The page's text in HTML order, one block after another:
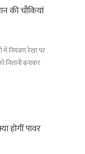
की चौकियां
नियंत्रण रेखा पर
निशानी बनाकर
होगीं पावर